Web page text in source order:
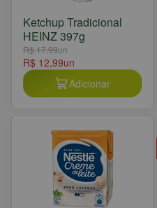
Ketchup Tradicional
HEINZ 397g
R$ 17,99un
R$ 12,99un
Adicionar